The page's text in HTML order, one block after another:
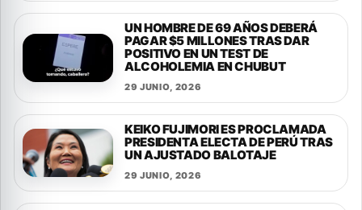
UN HOMBRE DE 69 AÑOS DEBERÁ
PAGAR $5 MILLONES TRAS DAR
POSITIVO EN UN TEST DE
ALCOHOLEMIA EN CHUBUT
29 JUNIO, 2026
KEIKO FUJIMORI ES PROCLAMADA
PRESIDENTA ELECTA DE PERÚ TRAS
UN AJUSTADO BALOTAJE
29 JUNIO, 2026